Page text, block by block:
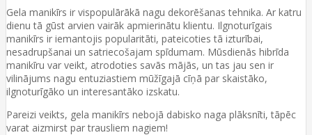
Gela manikīrs ir vispopulārākā nagu dekorēšanas tehnika. Ar katru
dienu tā gūst arvien vairāk apmierinātu klientu. Ilgnoturīgais
manikīrs ir iemantojis popularitāti, pateicoties tā izturībai,
nesadrupšanai un satriecošajam spīdumam. Mūsdienās hibrīda
manikīru var veikt, atrodoties savās mājās, un tas jau sen ir
vilinājums nagu entuziastiem mūžīgajā cīņā par skaistāko,
ilgnoturīgāko un interesantāko izskatu.
Pareizi veikts, gela manikīrs nebojā dabisko naga plāksnīti, tāpēc
varat aizmirst par trausliem nagiem!